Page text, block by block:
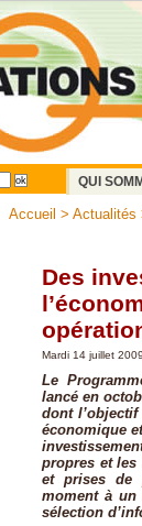
QUI
Accueil > Actualités
Des
Mardi 14 juillet 2009
Le
lancé en
dont
économique
propres et les
et prises de
moment à un
sélection